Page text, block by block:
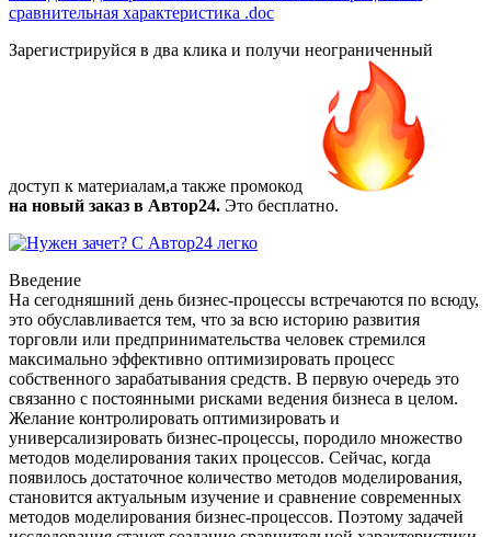
сравнительная характеристика .doc
Зарегистрируйся в два клика и получи неограниченный
доступ к материалам,а также промокод
на новый заказ в Автор24. Это бесплатно.
Введение
На сегодняшний день бизнес-процессы встречаются по всюду,
это обуславливается тем, что за всю историю развития
торговли или предпринимательства человек стремился
максимально эффективно оптимизировать процесс
собственного зарабатывания средств. В первую очередь это
связанно с постоянными рисками ведения бизнеса в целом.
Желание контролировать оптимизировать и
универсализировать бизнес-процессы, породило множество
методов моделирования таких процессов. Сейчас, когда
появилось достаточное количество методов моделирования,
становится актуальным изучение и сравнение современных
методов моделирования бизнес-процессов. Поэтому задачей